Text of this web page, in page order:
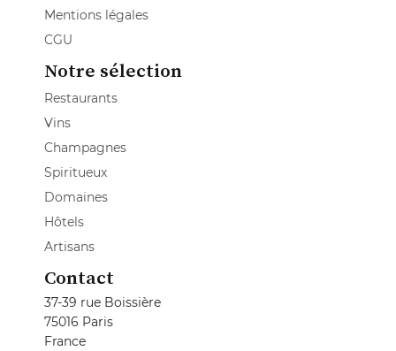
Mentions légales
CGU
Notre sélection
Restaurants
Vins
Champagnes
Spiritueux
Domaines
Hôtels
Artisans
Contact
37-39 rue Boissière
75016 Paris
France